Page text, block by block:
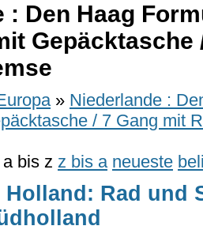
: Den Haag
Gepäcktasche
» Niederlande :
/ 7 Gang mit
a bis z z bis a neueste
Holland: Rad und